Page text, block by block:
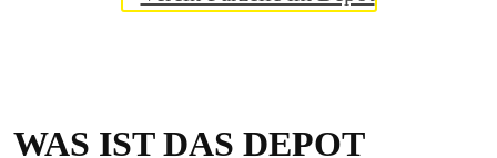
WAS IST DAS DEPOT